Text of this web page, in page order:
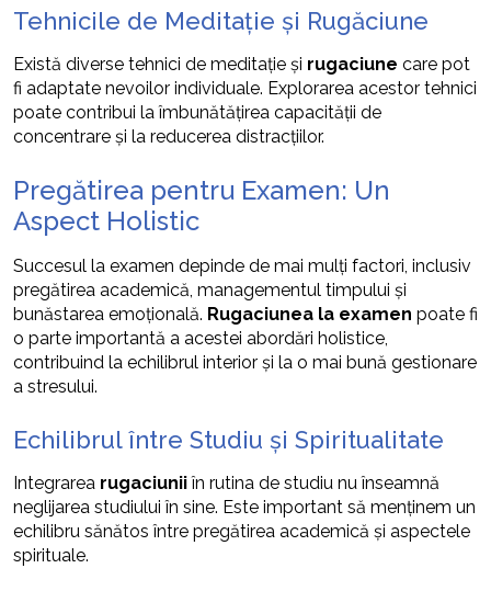
Tehnicile de Meditație și Rugăciune
Există diverse tehnici de meditație și rugaciune care pot
fi adaptate nevoilor individuale. Explorarea acestor tehnici
poate contribui la îmbunătățirea capacității de
concentrare și la reducerea distracțiilor.
Pregătirea pentru Examen: Un
Aspect Holistic
Succesul la examen depinde de mai mulți factori, inclusiv
pregătirea academică, managementul timpului și
bunăstarea emoțională. Rugaciunea la examen poate fi
o parte importantă a acestei abordări holistice,
contribuind la echilibrul interior și la o mai bună gestionare
a stresului.
Echilibrul între Studiu și Spiritualitate
Integrarea rugaciuniiîn rutina de studiu nu înseamnă
neglijarea studiului în sine. Este important să menținem un
echilibru sănătos între pregătirea academică și aspectele
spirituale.